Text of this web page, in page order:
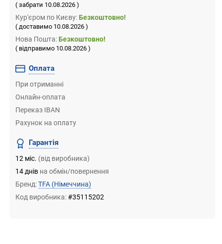
( забрати 10.08.2026 )
Кур'єром по Києву:Безкоштовно!
( доставимо 10.08.2026 )
Нова Пошта:Безкоштовно!
( відправимо 10.08.2026 )
Оплата
При отриманні
Онлайн-оплата
Переказ IBAN
Рахунок на оплату
Гарантія
12 міс. (від виробника)
14 днів на обмін/повернення
Бренд:TFA (Німеччина)
Код виробника:#35115202